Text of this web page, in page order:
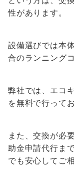
性があります。
設備選びでは本
合のランニング
弊社では、エコ
を無料で行って
また、交換が必
助金申請代行ま
でも安心してご